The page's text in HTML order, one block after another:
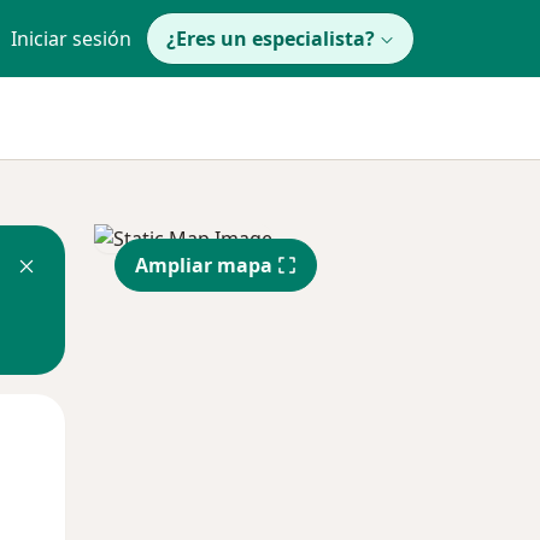
Iniciar sesión ¿Eres un especialista?
Ampliar mapa